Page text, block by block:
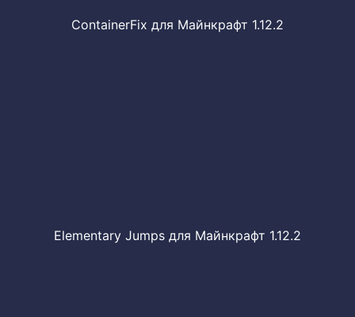
ContainerFix для Майнкрафт 1.12.2
Elementary Jumps для Майнкрафт 1.12.2